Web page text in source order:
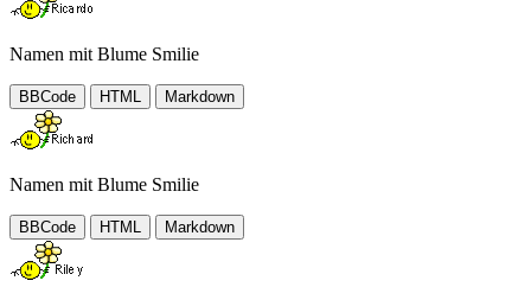
Namen mit Blume Smilie
BBCode HTML Markdown
Namen mit Blume Smilie
BBCode HTML Markdown